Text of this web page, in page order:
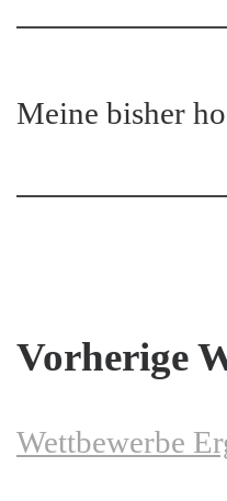
Meine bisher
Vorherige
Wettbewerbe